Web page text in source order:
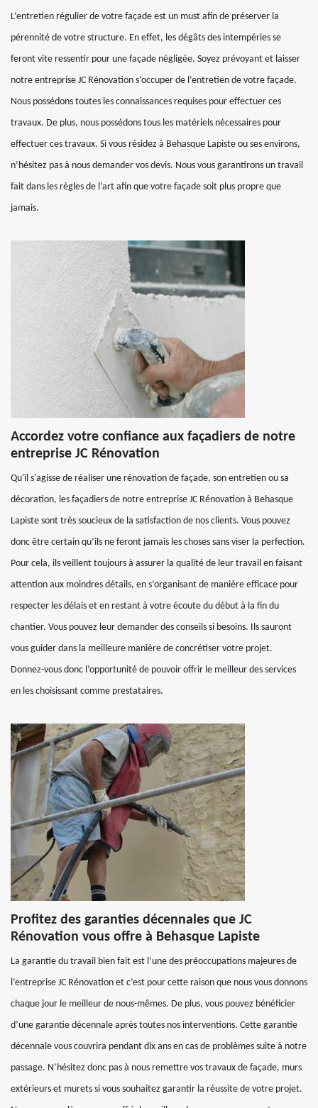
L’entretien régulier de votre façade est un must afin de préserver la
pérennité de votre structure. En effet, les dégâts des intempéries se
feront vite ressentir pour une façade négligée. Soyez prévoyant et laisser
notre entreprise JC Rénovation s’occuper de l’entretien de votre façade.
Nous possédons toutes les connaissances requises pour effectuer ces
travaux. De plus, nous possédons tous les matériels nécessaires pour
effectuer ces travaux. Si vous résidez à Behasque Lapiste ou ses environs,
n’hésitez pas à nous demander vos devis. Nous vous garantirons un travail
fait dans les règles de l’art afin que votre façade soit plus propre que
jamais.
Accordez votre confiance aux façadiers de notre
entreprise JC Rénovation
Qu'il s'agisse de réaliser une rénovation de façade, son entretien ou sa
décoration, les façadiers de notre entreprise JC Rénovation à Behasque
Lapiste sont très soucieux de la satisfaction de nos clients. Vous pouvez
donc être certain qu’ils ne feront jamais les choses sans viser la perfection.
Pour cela, ils veillent toujours à assurer la qualité de leur travail en faisant
attention aux moindres détails, en s’organisant de manière efficace pour
respecter les délais et en restant à votre écoute du début à la fin du
chantier. Vous pouvez leur demander des conseils si besoins. Ils sauront
vous guider dans la meilleure manière de concrétiser votre projet.
Donnez-vous donc l’opportunité de pouvoir offrir le meilleur des services
en les choisissant comme prestataires.
Profitez des garanties décennales que JC
Rénovation vous offre à Behasque Lapiste
La garantie du travail bien fait est l’une des préoccupations majeures de
l’entreprise JC Rénovation et c’est pour cette raison que nous vous donnons
chaque jour le meilleur de nous-mêmes. De plus, vous pouvez bénéficier
d’une garantie décennale après toutes nos interventions. Cette garantie
décennale vous couvrira pendant dix ans en cas de problèmes suite à notre
passage. N’hésitez donc pas à nous remettre vos travaux de façade, murs
extérieurs et murets si vous souhaitez garantir la réussite de votre projet.